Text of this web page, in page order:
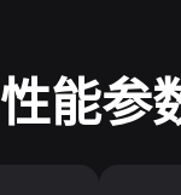
能参